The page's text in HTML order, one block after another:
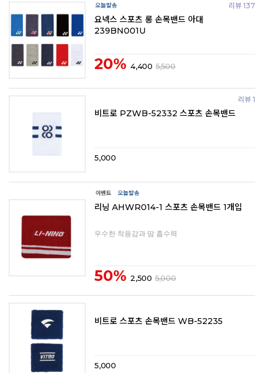
리뷰 137
요넥스 스포츠 롱 손목밴드 아대
239BN001U
20% 4,400 5,500
리뷰 1
비트로 PZWB-52332 스포츠 손목밴드
5,000
리닝 AHWR014-1 스포츠 손목밴드 1개입
우수한 착용감과 땀 흡수력
50% 2,500 5,000
비트로 스포츠 손목밴드 WB-52235
5,000